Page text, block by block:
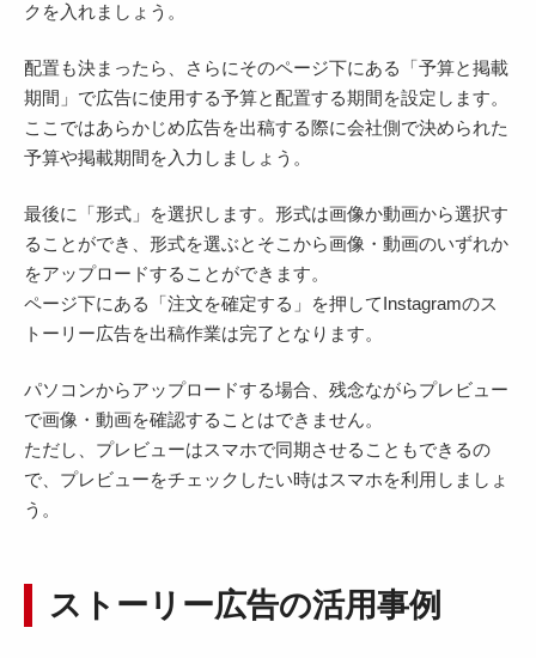
クを入れましょう。
配置も決まったら、さらにそのページ下にある「予算と掲載
期間」で広告に使用する予算と配置する期間を設定します。
ここではあらかじめ広告を出稿する際に会社側で決められた
予算や掲載期間を入力しましょう。
最後に「形式」を選択します。形式は画像か動画から選択す
ることができ、形式を選ぶとそこから画像・動画のいずれか
をアップロードすることができます。
ページ下にある「注文を確定する」を押してInstagramのス
トーリー広告を出稿作業は完了となります。
パソコンからアップロードする場合、残念ながらプレビュー
で画像・動画を確認することはできません。
ただし、プレビューはスマホで同期させることもできるの
で、プレビューをチェックしたい時はスマホを利用しましょ
う。
ストーリー広告の活用事例